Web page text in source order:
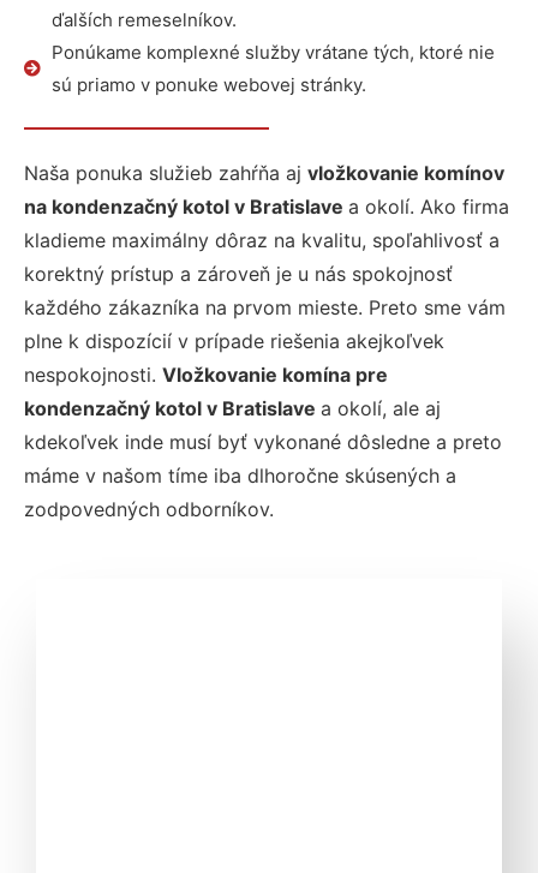
ďalších remeselníkov.
Ponúkame komplexné služby vrátane tých, ktoré nie
sú priamo v ponuke webovej stránky.
Naša ponuka služieb zahŕňa aj vložkovanie komínov
na kondenzačný kotol v Bratislave a okolí. Ako firma
kladieme maximálny dôraz na kvalitu, spoľahlivosť a
korektný prístup a zároveň je u nás spokojnosť
každého zákazníka na prvom mieste. Preto sme vám
plne k dispozícií v prípade riešenia akejkoľvek
nespokojnosti. Vložkovanie komína pre
kondenzačný kotol v Bratislave a okolí, ale aj
kdekoľvek inde musí byť vykonané dôsledne a preto
máme v našom tíme iba dlhoročne skúsených a
zodpovedných odborníkov.